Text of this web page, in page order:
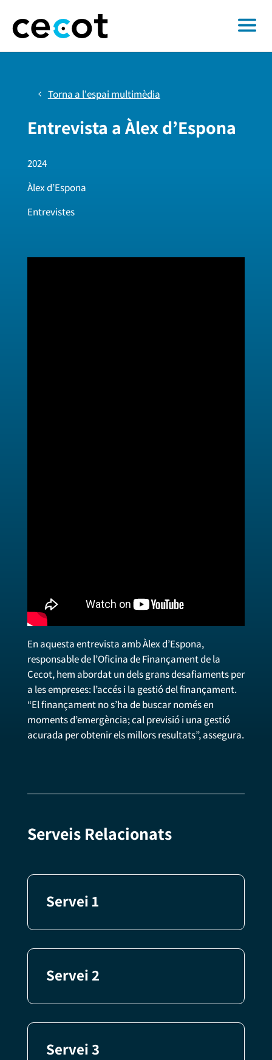
Torna a l'espai multimèdia
Entrevista a Àlex d’Espona
2024
Àlex d’Espona
Entrevistes
En aquesta entrevista amb Àlex d’Espona,
responsable de l’Oficina de Finançament de la
Cecot, hem abordat un dels grans desafiaments per
a les empreses: l’accés i la gestió del finançament.
“El finançament no s’ha de buscar només en
moments d’emergència; cal previsió i una gestió
acurada per obtenir els millors resultats”, assegura.
Serveis Relacionats
Servei 1
Servei 2
Servei 3